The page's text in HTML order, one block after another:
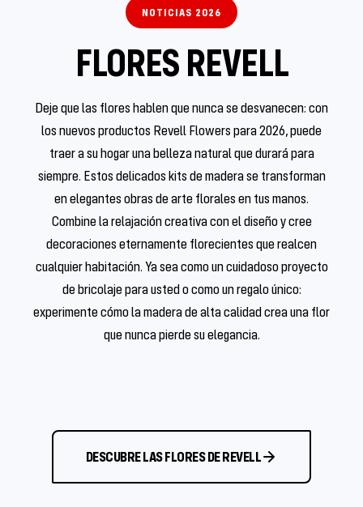
NOTICIAS 2026
FLORES REVELL
Deje que las flores hablen que nunca se desvanecen: con
los nuevos productos Revell Flowers para 2026, puede
traer a su hogar una belleza natural que durará para
siempre. Estos delicados kits de madera se transforman
en elegantes obras de arte florales en tus manos.
Combine la relajación creativa con el diseño y cree
decoraciones eternamente florecientes que realcen
cualquier habitación. Ya sea como un cuidadoso proyecto
de bricolaje para usted o como un regalo único:
experimente cómo la madera de alta calidad crea una flor
que nunca pierde su elegancia.
DESCUBRE LAS FLORES DE REVELL